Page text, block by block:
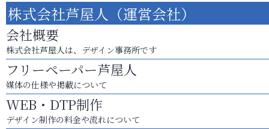
株式会社芦屋人（運営会社）
会社概要
株式会社芦屋人は、デザイン事務所です
フリーペーパー芦屋人
媒体の仕様や掲載について
WEB・DTP制作
デザイン制作の料金や流れについて